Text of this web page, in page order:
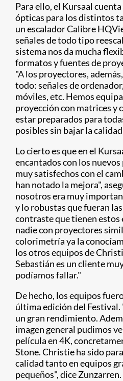
Para ello, el Kursaal
ópticas para los distintos
un escalador Calibre
señales de todo tipo
sistema nos da mucha
formatos y fuentes de
"A los proyectores,
todo: señales de
móviles, etc. Hemos
proyección con matrices y
estar preparados para
posibles sin bajar la
Lo cierto es que en el
encantados con los
muy satisfechos con el
han notado la mejora",
nosotros era muy
y lo robustas que fueran
contraste que tienen estos
nadie con proyectores
colorimetría ya la
los otros equipos de
Sebastián es un cliente
podíamos fallar."
De hecho, los equipos
última edición del
un gran rendimiento.
imagen general pudimos
película en 4K,
Stone. Christie ha sido
calidad tanto en equipos
pequeños", dice Zunzarren.